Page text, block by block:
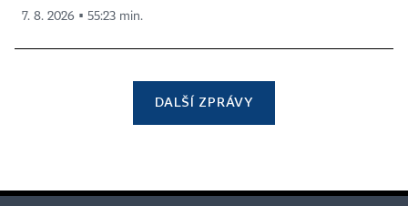
7. 8. 2026 ▪ 55:23 min.
DALŠÍ ZPRÁVY